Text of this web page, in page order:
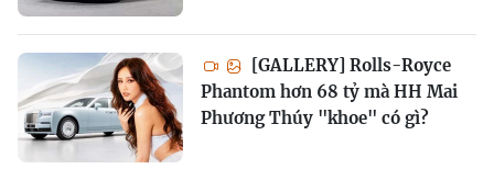
[GALLERY] Rolls-Royce
Phantom hơn 68 tỷ mà HH Mai
Phương Thúy "khoe" có gì?